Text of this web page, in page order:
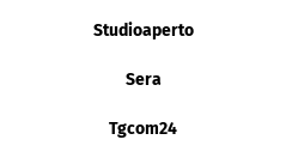
Studioaperto
Sera
Tgcom24